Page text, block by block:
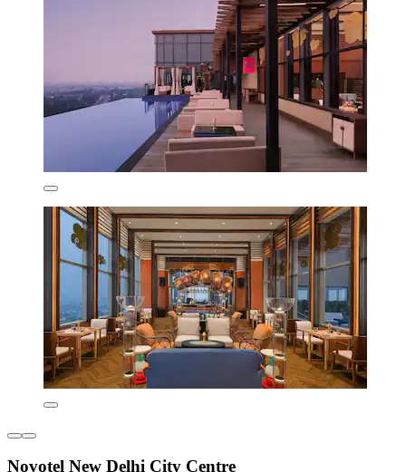
Novotel New Delhi City Centre